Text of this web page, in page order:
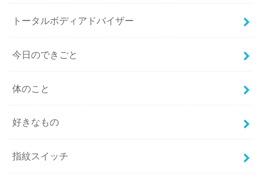
トータルボディアドバイザー
今日のできごと
体のこと
好きなもの
指紋スイッチ